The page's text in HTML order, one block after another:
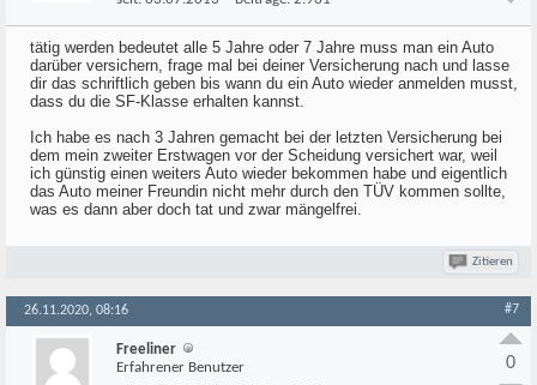
tätig werden bedeutet alle 5 Jahre oder 7 Jahre muss man ein Auto
darüber versichern, frage mal bei deiner Versicherung nach und lasse
dir das schriftlich geben bis wann du ein Auto wieder anmelden musst,
dass du die SF-Klasse erhalten kannst.
Ich habe es nach 3 Jahren gemacht bei der letzten Versicherung bei
dem mein zweiter Erstwagen vor der Scheidung versichert war, weil
ich günstig einen weiters Auto wieder bekommen habe und eigentlich
das Auto meiner Freundin nicht mehr durch den TÜV kommen sollte,
was es dann aber doch tat und zwar mängelfrei.
Zitieren
26.11.2020, 08:16 #7
Freeliner
Erfahrener Benutzer
0